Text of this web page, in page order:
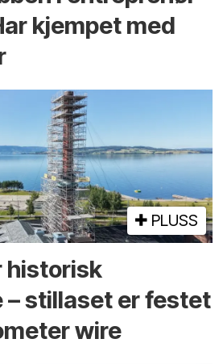
kjempet med
PLUSS
historisk
– stillaset er festet
wire